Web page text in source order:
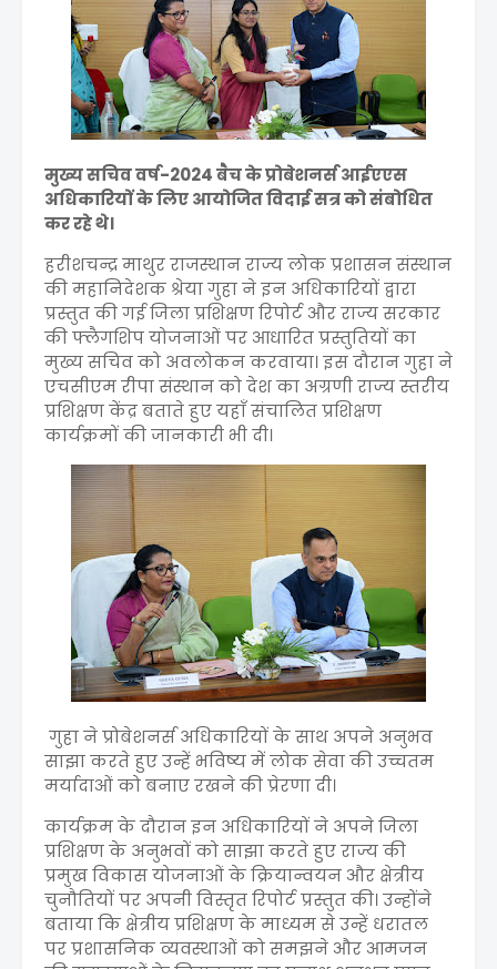
मुख्य सचिव वर्ष-2024 बैच के प्रोबेशनर्स आईएएस
अधिकारियों के लिए आयोजित विदाई सत्र को संबोधित
कर रहे थे।
हरीशचन्द्र माथुर राजस्थान राज्य लोक प्रशासन संस्थान
की महानिदेशक श्रेया गुहा ने इन अधिकारियों द्वारा
प्रस्तुत की गई जिला प्रशिक्षण रिपोर्ट और राज्य सरकार
की फ्लैगशिप योजनाओं पर आधारित प्रस्तुतियों का
मुख्य सचिव को अवलोकन करवाया। इस दौरान गुहा ने
एचसीएम रीपा संस्थान को देश का अग्रणी राज्य स्तरीय
प्रशिक्षण केंद्र बताते हुए यहाँ संचालित प्रशिक्षण
कार्यक्रमों की जानकारी भी दी।
गुहा ने प्रोबेशनर्स अधिकारियों के साथ अपने अनुभव
साझा करते हुए उन्हें भविष्य में लोक सेवा की उच्चतम
मर्यादाओं को बनाए रखने की प्रेरणा दी।
कार्यक्रम के दौरान इन अधिकारियों ने अपने जिला
प्रशिक्षण के अनुभवों को साझा करते हुए राज्य की
प्रमुख विकास योजनाओं के क्रियान्वयन और क्षेत्रीय
चुनौतियों पर अपनी विस्तृत रिपोर्ट प्रस्तुत की। उन्होंने
बताया कि क्षेत्रीय प्रशिक्षण के माध्यम से उन्हें धरातल
पर प्रशासनिक व्यवस्थाओं को समझने और आमजन